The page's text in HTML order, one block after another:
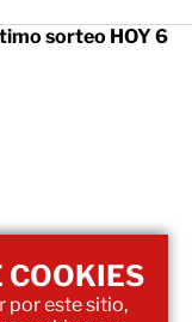
sorteo HOY 6
COOKIES
por este sitio,